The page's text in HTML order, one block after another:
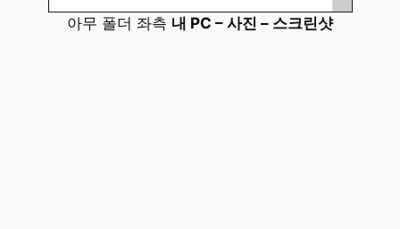
아무 폴더 좌측 내 PC – 사진 – 스크린샷